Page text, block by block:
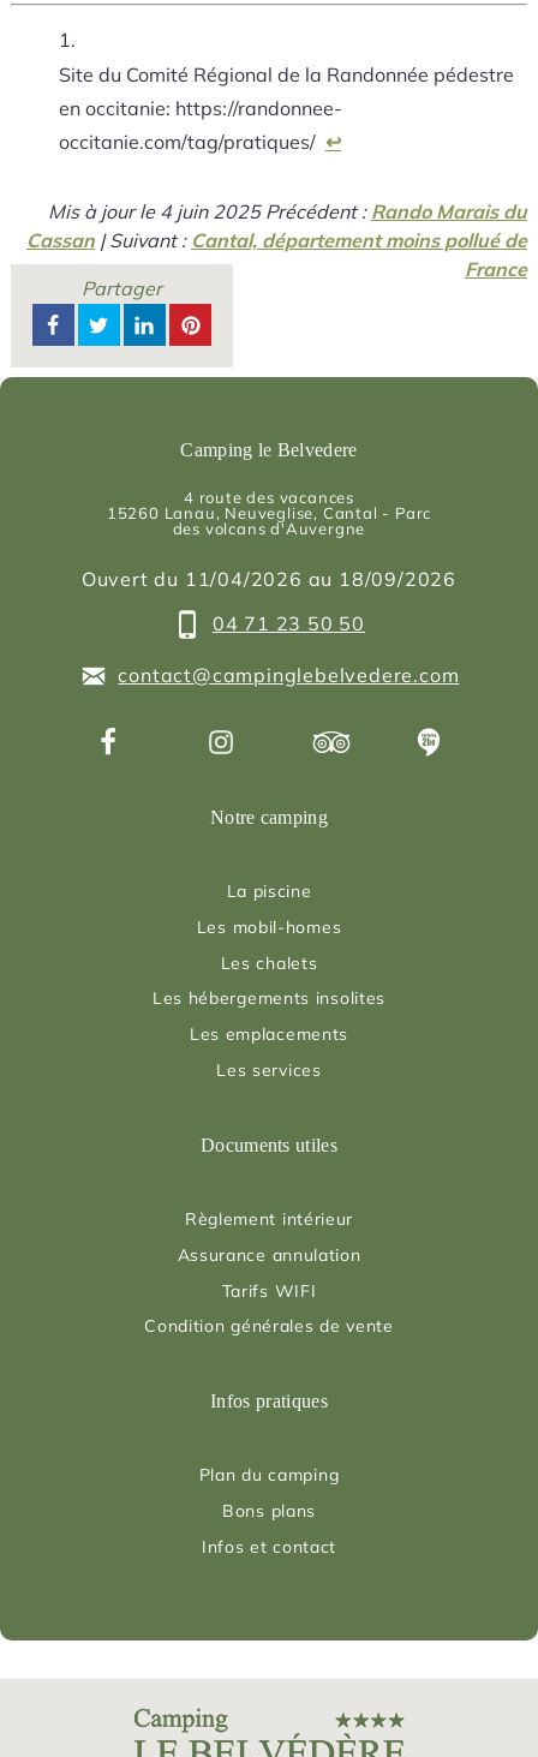
Site du Comité Régional de la Randonnée pédestre
en occitanie: https://randonnee-
occitanie.com/tag/pratiques/ ↩
Mis à jour le 4 juin 2025Précédent : Rando Marais du
Cassan | Suivant : Cantal, département moins pollué de
France
Partager
Camping le Belvedere
4 route des vacances
15260 Lanau, Neuveglise, Cantal - Parc
des volcans d'Auvergne
Ouvert du 11/04/2026 au 18/09/2026
04 71 23 50 50
contact@campinglebelvedere.com
Notre camping
La piscine
Les mobil-homes
Les chalets
Les hébergements insolites
Les emplacements
Les services
Documents utiles
Règlement intérieur
Assurance annulation
Tarifs WIFI
Condition générales de vente
Infos pratiques
Plan du camping
Bons plans
Infos et contact